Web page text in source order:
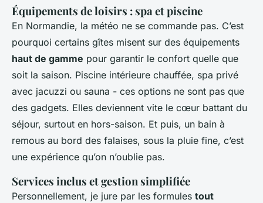
Équipements de loisirs : spa et piscine
En Normandie, la météo ne se commande pas. C’est
pourquoi certains gîtes misent sur des équipements
haut de gamme pour garantir le confort quelle que
soit la saison. Piscine intérieure chauffée, spa privé
avec jacuzzi ou sauna - ces options ne sont pas que
des gadgets. Elles deviennent vite le cœur battant du
séjour, surtout en hors-saison. Et puis, un bain à
remous au bord des falaises, sous la pluie fine, c’est
une expérience qu’on n’oublie pas.
Services inclus et gestion simplifiée
Personnellement, je jure par les formules tout